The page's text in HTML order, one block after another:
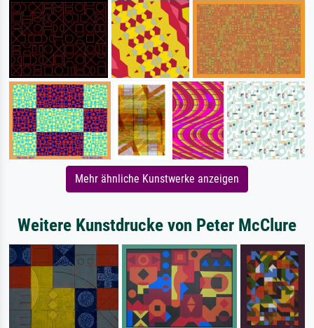
Mehr ähnliche Kunstwerke anzeigen
Weitere Kunstdrucke von Peter McClure